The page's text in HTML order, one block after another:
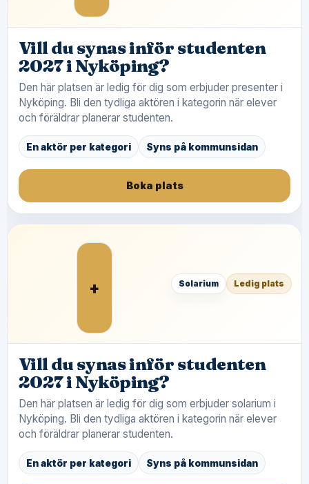
Vill du synas inför studenten
2027 i Nyköping?
Den här platsen är ledig för dig som erbjuder presenter i
Nyköping. Bli den tydliga aktören i kategorin när elever
och föräldrar planerar studenten.
En aktör per kategori Syns på kommunsidan
Boka plats
+ Solarium Ledig plats
Vill du synas inför studenten
2027 i Nyköping?
Den här platsen är ledig för dig som erbjuder solarium i
Nyköping. Bli den tydliga aktören i kategorin när elever
och föräldrar planerar studenten.
En aktör per kategori Syns på kommunsidan